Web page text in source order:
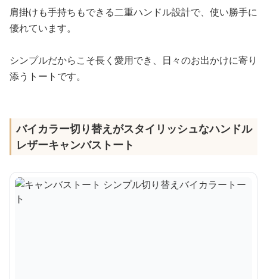
肩掛けも手持ちもできる二重ハンドル設計で、使い勝手に
優れています。
シンプルだからこそ長く愛用でき、日々のお出かけに寄り
添うトートです。
バイカラー切り替えがスタイリッシュなハンドル
レザーキャンバストート